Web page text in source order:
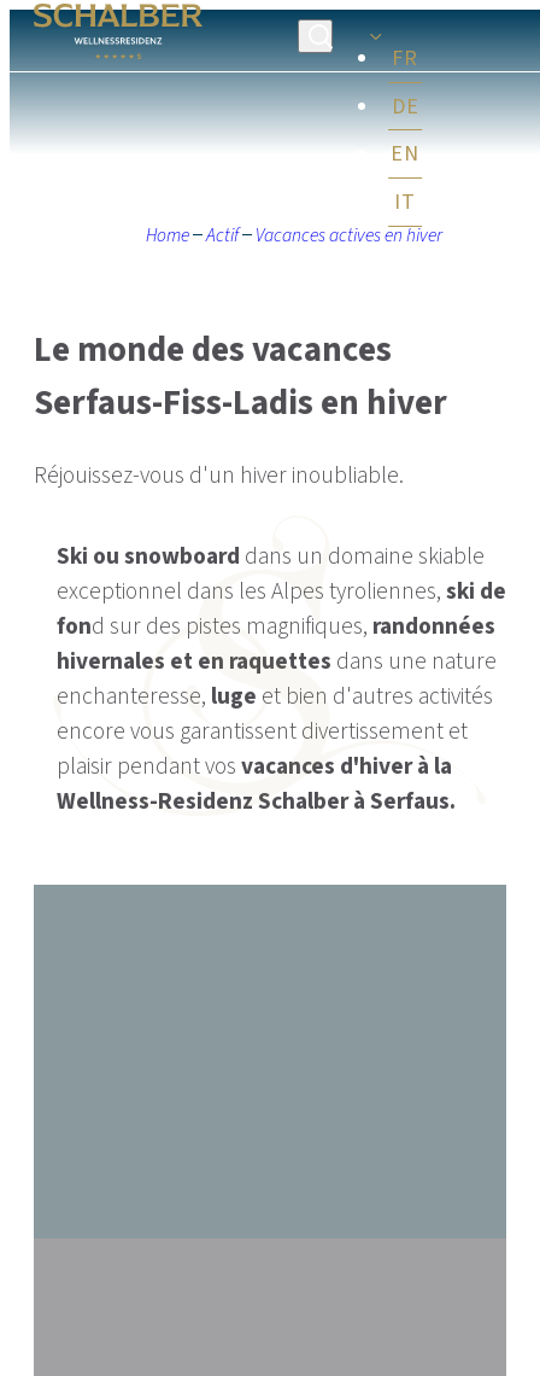
DE
EN
IT
FR
Home Actif Vacances actives en hiver
Le monde des vacances
Serfaus-Fiss-Ladis en hiver
Réjouissez-vous d'un hiver inoubliable.
Ski ou snowboard dans un domaine skiable
exceptionnel dans les Alpes tyroliennes,ski de
fond sur des pistes magnifiques, randonnées
hivernales et en raquettes dans une nature
enchanteresse, luge et bien d'autres activités
encore vous garantissent divertissement et
plaisir pendant vosvacances d'hiver à la
Wellness-Residenz Schalber à Serfaus.